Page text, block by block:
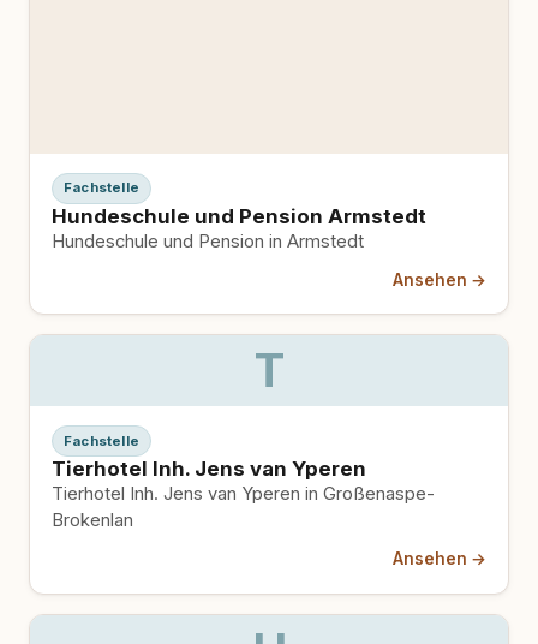
Fachstelle
Hundeschule und Pension Armstedt
Hundeschule und Pension in Armstedt
Ansehen →
T
Fachstelle
Tierhotel Inh. Jens van Yperen
Tierhotel Inh. Jens van Yperen in Großenaspe-
Brokenlan
Ansehen →